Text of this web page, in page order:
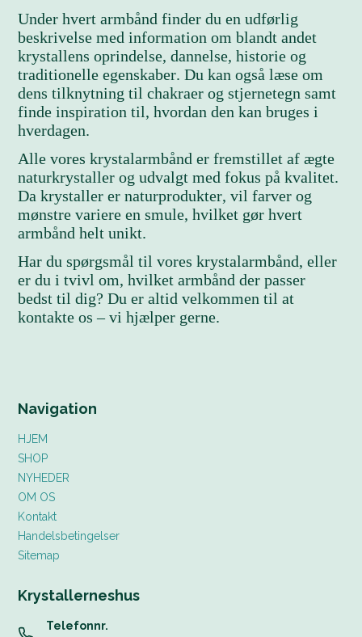
Under hvert armbånd finder du en udførlig
beskrivelse med information om blandt andet
krystallens oprindelse, dannelse, historie og
traditionelle egenskaber. Du kan også læse om
dens tilknytning til chakraer og stjernetegn samt
finde inspiration til, hvordan den kan bruges i
hverdagen.
Alle vores krystalarmbånd er fremstillet af ægte
naturkrystaller og udvalgt med fokus på kvalitet.
Da krystaller er naturprodukter, vil farver og
mønstre variere en smule, hvilket gør hvert
armbånd helt unikt.
Har du spørgsmål til vores krystalarmbånd, eller
er du i tvivl om, hvilket armbånd der passer
bedst til dig? Du er altid velkommen til at
kontakte os – vi hjælper gerne.
Navigation
HJEM
SHOP
NYHEDER
OM OS
Kontakt
Handelsbetingelser
Sitemap
Krystallerneshus
Telefonnr.